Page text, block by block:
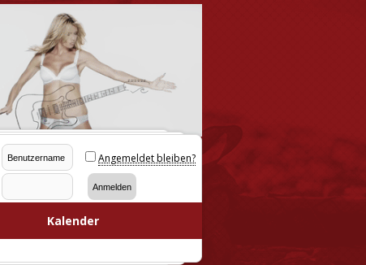
Angemeldet bleiben?
Kalender